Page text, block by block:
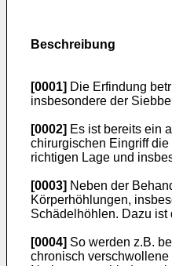
Beschreibung
[0001] Die Erfindung
insbesondere der
[0002] Es ist bereits ein
chirurgischen Eingriff
richtigen Lage und
[0003] Neben der
Körperhöhlungen,
Schädelhöhlen. Dazu ist
[0004] So werden z.B.
chronisch